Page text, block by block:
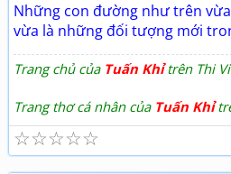
Những con đường như trên
vừa là những đối tượng mới
Trang chủ của Tuấn Khỉtrên Thi
Trang thơ cá nhân của Tuấn Khỉ
☆
☆
☆
☆
☆